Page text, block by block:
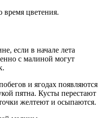
время цветения.
если в начале лета
с малиной могут
и ягодах появляются
пятна. Кусты перестают
желтеют и осыпаются.